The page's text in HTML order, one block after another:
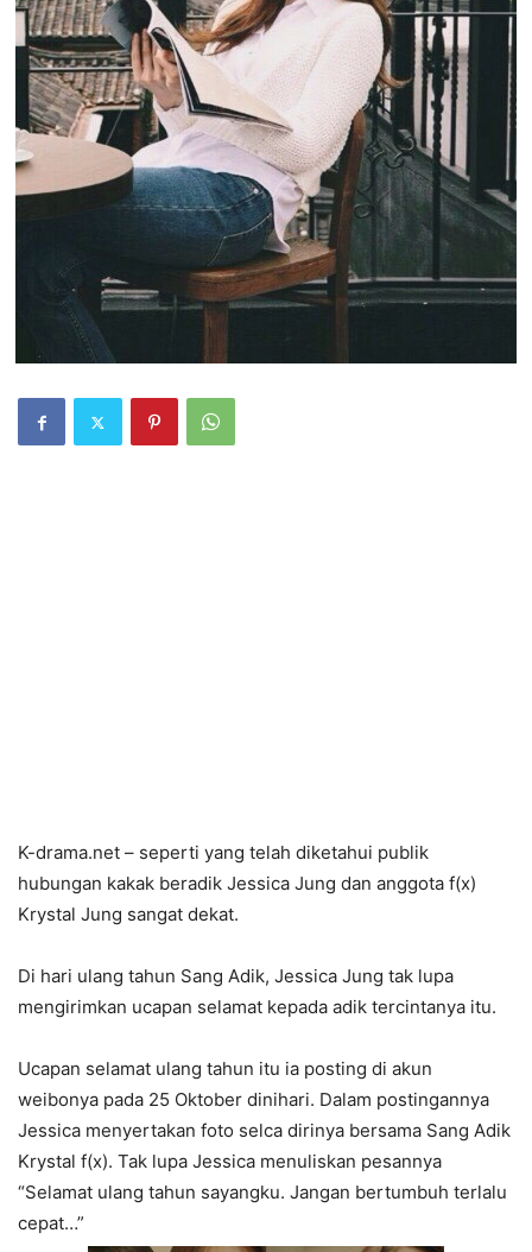
K-drama.net – seperti yang telah diketahui publik
hubungan kakak beradik Jessica Jung dan anggota f(x)
Krystal Jung sangat dekat.
Di hari ulang tahun Sang Adik, Jessica Jung tak lupa
mengirimkan ucapan selamat kepada adik tercintanya itu.
Ucapan selamat ulang tahun itu ia posting di akun
weibonya pada 25 Oktober dinihari. Dalam postingannya
Jessica menyertakan foto selca dirinya bersama Sang Adik
Krystal f(x). Tak lupa Jessica menuliskan pesannya
“Selamat ulang tahun sayangku. Jangan bertumbuh terlalu
cepat…”